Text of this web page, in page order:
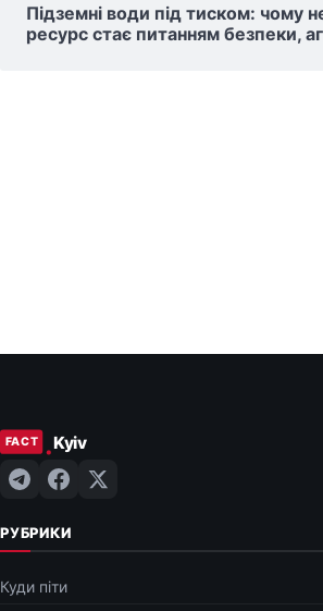
Підземні води під тиском: чому
ресурс стає питанням безпеки,
РУБРИКИ
Куди піти